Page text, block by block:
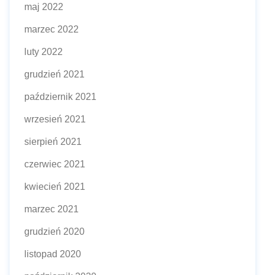
maj 2022
marzec 2022
luty 2022
grudzień 2021
październik 2021
wrzesień 2021
sierpień 2021
czerwiec 2021
kwiecień 2021
marzec 2021
grudzień 2020
listopad 2020